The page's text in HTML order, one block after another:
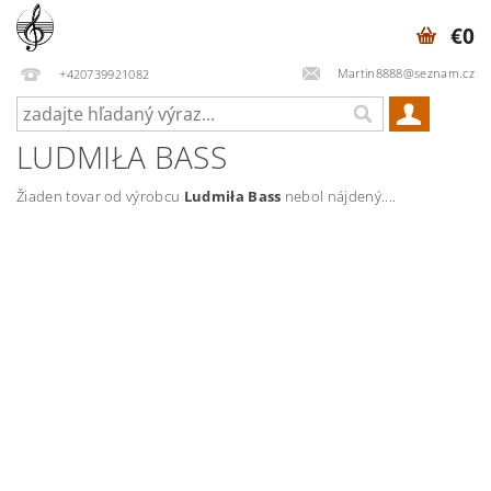
+420739921082 Martin8888@seznam.cz
€0
LUDMIŁA BASS
Žiaden tovar od výrobcu Ludmiła Bass nebol nájdený....